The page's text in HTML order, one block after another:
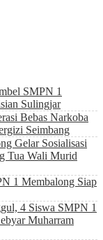
SMPN 1
Sulingjar
Bebas Narkoba
Seimbang
Gelar Sosialisasi
Tua Wali Murid
1 Membalong Siap
4 Siswa SMPN 1
Muharram